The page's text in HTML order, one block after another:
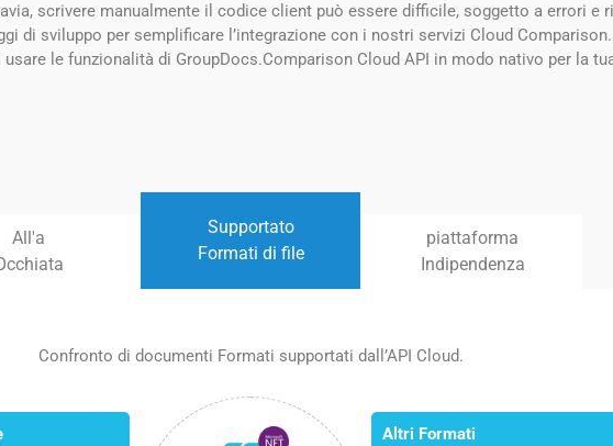
scrivere manualmente il codice client può essere difficile, soggetto a errori e
di sviluppo per semplificare l’integrazione con i nostri servizi Cloud
le funzionalità di GroupDocs.Comparison Cloud API in modo nativo per la
All'a
Supportato
Formati di file
piattaforma
Indipendenza
Confronto di documenti Formati supportati dall’API Cloud.
Altri Formati